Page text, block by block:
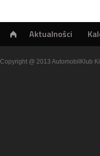
Aktualności
Copyright @ 2013 AutomobilKlub